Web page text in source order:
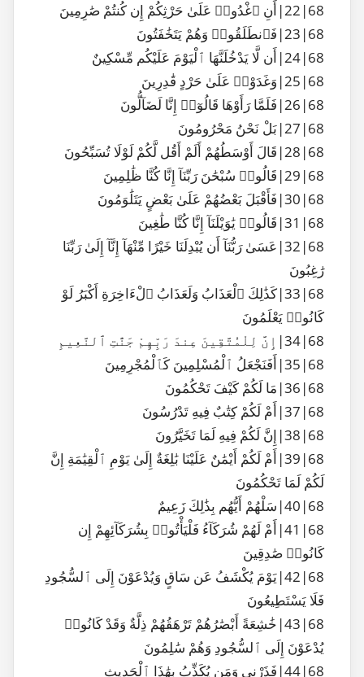
68|22|أَنِ ٱغْدُوا۟ عَلَىٰ حَرْثِكُمْ إِن كُنتُمْ صَٰرِمِينَ
68|23|فَٱنطَلَقُوا۟ وَهُمْ يَتَخَٰفَتُونَ
68|24|أَن لَّا يَدْخُلَنَّهَا ٱلْيَوْمَ عَلَيْكُم مِّسْكِينٌ
68|25|وَغَدَوْا۟ عَلَىٰ حَرْدٍ قَٰدِرِينَ
68|26|فَلَمَّا رَأَوْهَا قَالُوٓا۟ إِنَّا لَضَآلُّونَ
68|27|بَلْ نَحْنُ مَحْرُومُونَ
68|28|قَالَ أَوْسَطُهُمْ أَلَمْ أَقُل لَّكُمْ لَوْلَا تُسَبِّحُونَ
68|29|قَالُوا۟ سُبْحَٰنَ رَبِّنَآ إِنَّا كُنَّا ظَٰلِمِينَ
68|30|فَأَقْبَلَ بَعْضُهُمْ عَلَىٰ بَعْضٍ يَتَلَٰوَمُونَ
68|31|قَالُوا۟ يَٰوَيْلَنَآ إِنَّا كُنَّا طَٰغِينَ
68|32|عَسَىٰ رَبُّنَآ أَن يُبْدِلَنَا خَيْرًا مِّنْهَآ إِنَّآ إِلَىٰ رَبِّنَا
رَٰغِبُونَ
68|33|كَذَٰلِكَ ٱلْعَذَابُ وَلَعَذَابُ ٱلْءَاخِرَةِ أَكْبَرُ لَوْ
كَانُوا۟ يَعْلَمُونَ
68|34|إِنَّ لِلْمُتَّقِينَ عِندَ رَبِّهِمْ جَنَّٰتِ ٱلنَّعِيمِ
68|35|أَفَنَجْعَلُ ٱلْمُسْلِمِينَ كَٱلْمُجْرِمِينَ
68|36|مَا لَكُمْ كَيْفَ تَحْكُمُونَ
68|37|أَمْ لَكُمْ كِتَٰبٌ فِيهِ تَدْرُسُونَ
68|38|إِنَّ لَكُمْ فِيهِ لَمَا تَخَيَّرُونَ
68|39|أَمْ لَكُمْ أَيْمَٰنٌ عَلَيْنَا بَٰلِغَةٌ إِلَىٰ يَوْمِ ٱلْقِيَٰمَةِ إِنَّ
لَكُمْ لَمَا تَحْكُمُونَ
68|40|سَلْهُمْ أَيُّهُم بِذَٰلِكَ زَعِيمٌ
68|41|أَمْ لَهُمْ شُرَكَآءُ فَلْيَأْتُوا۟ بِشُرَكَآئِهِمْ إِن
كَانُوا۟ صَٰدِقِينَ
68|42|يَوْمَ يُكْشَفُ عَن سَاقٍ وَيُدْعَوْنَ إِلَى ٱلسُّجُودِ
فَلَا يَسْتَطِيعُونَ
68|43|خَٰشِعَةً أَبْصَٰرُهُمْ تَرْهَقُهُمْ ذِلَّةٌ وَقَدْ كَانُوا۟
يُدْعَوْنَ إِلَى ٱلسُّجُودِ وَهُمْ سَٰلِمُونَ
68|44|فَذَرْنِى وَمَن يُكَذِّبُ بِهَٰذَا ٱلْحَدِيثِ